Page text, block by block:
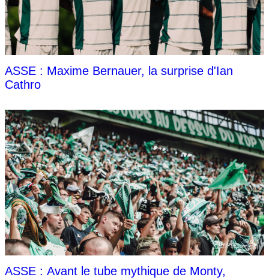
ASSE : Maxime Bernauer, la surprise d'Ian
Cathro
ASSE : Avant le tube mythique de Monty,